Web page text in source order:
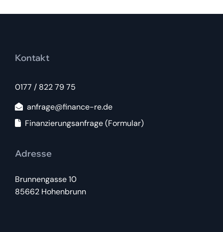
Kontakt
0177 / 822 79 75
anfrage@finance-re.de
Finanzierungsanfrage (Formular)
Adresse
Brunnengasse 10
85662 Hohenbrunn